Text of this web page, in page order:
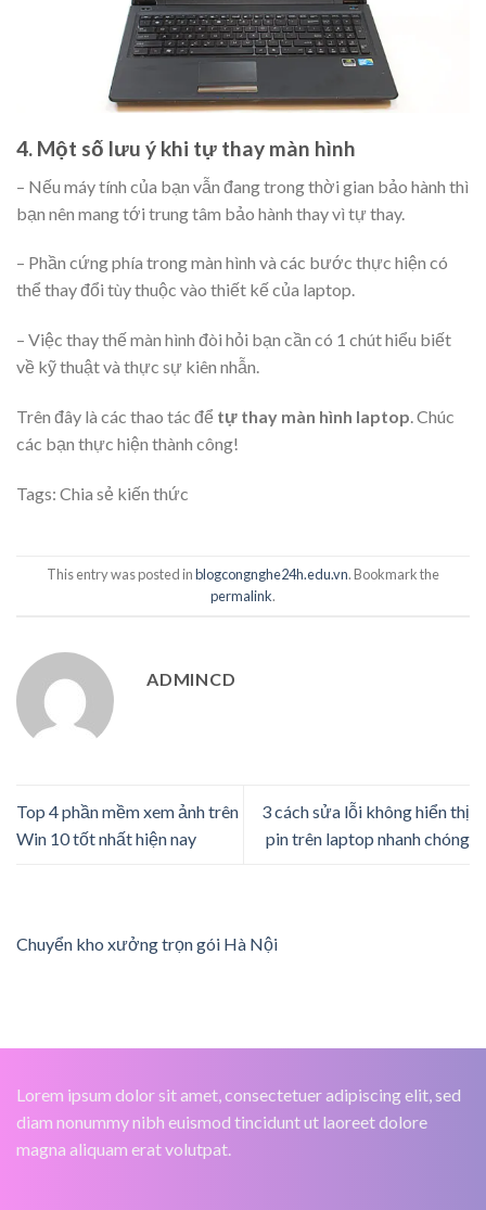
4. Một số lưu ý khi tự thay màn hình
– Nếu máy tính của bạn vẫn đang trong thời gian bảo hành thì
bạn nên mang tới trung tâm bảo hành thay vì tự thay.
– Phần cứng phía trong màn hình và các bước thực hiện có
thể thay đổi tùy thuộc vào thiết kế của laptop.
– Việc thay thế màn hình đòi hỏi bạn cần có 1 chút hiểu biết
về kỹ thuật và thực sự kiên nhẫn.
Trên đây là các thao tác để tự thay màn hình laptop. Chúc
các bạn thực hiện thành công!
Tags: Chia sẻ kiến thức
This entry was posted inblogcongnghe24h.edu.vn. Bookmark the
permalink.
ADMINCD
Top 4 phần mềm xem ảnh trên
Win 10 tốt nhất hiện nay
3 cách sửa lỗi không hiển thị
pin trên laptop nhanh chóng
Chuyển kho xưởng trọn gói Hà Nội
Lorem ipsum dolor sit amet, consectetuer adipiscing elit, sed
diam nonummy nibh euismod tincidunt ut laoreet dolore
magna aliquam erat volutpat.